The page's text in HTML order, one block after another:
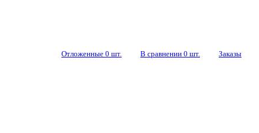
Отложенные 0 шт. В сравнении 0 шт. Заказы